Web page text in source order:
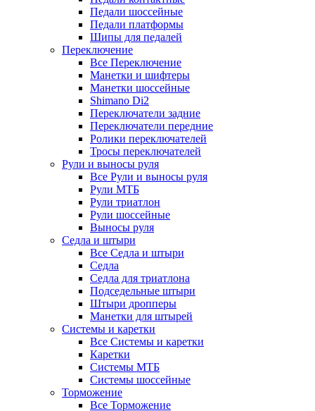
Педали шоссейные
Педали платформы
Шипы для педалей
Переключение
Все Переключение
Манетки и шифтеры
Манетки шоссейные
Shimano Di2
Переключатели задние
Переключатели передние
Ролики переключателей
Тросы переключателей
Рули и выносы руля
Все Рули и выносы руля
Рули МТБ
Рули триатлон
Рули шоссейные
Выносы руля
Седла и штыри
Все Седла и штыри
Седла
Седла для триатлона
Подседельные штыри
Штыри дропперы
Манетки для штырей
Системы и каретки
Все Системы и каретки
Каретки
Системы МТБ
Системы шоссейные
Торможение
Все Торможение